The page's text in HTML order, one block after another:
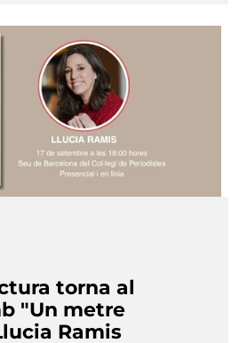
torna al
"Un metre
Ramis